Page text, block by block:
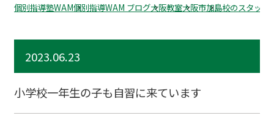
個別指導塾WAM個別指導WAM ブログ大阪教室大阪市加島校のスタッフ
2023.06.23
小学校一年生の子も自習に来ています